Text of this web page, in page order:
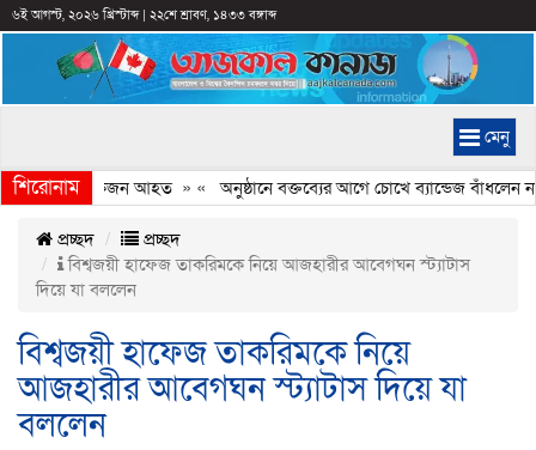
৬ই আগস্ট, ২০২৬ খ্রিস্টাব্দ| ২২শে শ্রাবণ, ১৪৩৩ বঙ্গাব্দ
মেনু
শিরোনাম
সংঘর্ষ, কয়েকজন আহত» « অনুষ্ঠানে বক্তব্যের আগে চোখে ব্যান্ডেজ বাঁধলেন
প্রচ্ছদ
প্রচ্ছদ
বিশ্বজয়ী হাফেজ তাকরিমকে নিয়ে আজহারীর আবেগঘন স্ট্যাটাস
দিয়ে যা বললেন
বিশ্বজয়ী হাফেজ তাকরিমকে নিয়ে
আজহারীর আবেগঘন স্ট্যাটাস দিয়ে যা
বললেন